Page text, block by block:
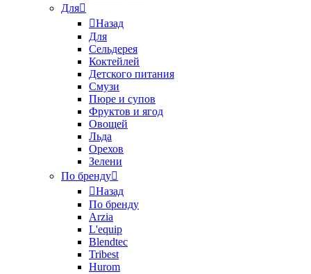
Для
Назад
Для
Сельдерея
Коктейлей
Детского питания
Смузи
Пюре и супов
Фруктов и ягод
Овощей
Льда
Орехов
Зелени
По бренду
Назад
По бренду
Arzia
L'equip
Blendtec
Tribest
Hurom